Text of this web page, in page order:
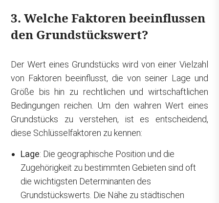
3. Welche Faktoren beeinflussen
den Grundstückswert?
Der Wert eines Grundstücks wird von einer Vielzahl
von Faktoren beeinflusst, die von seiner Lage und
Größe bis hin zu rechtlichen und wirtschaftlichen
Bedingungen reichen. Um den wahren Wert eines
Grundstücks zu verstehen, ist es entscheidend,
diese Schlüsselfaktoren zu kennen:
Lage: Die geographische Position und die
Zugehörigkeit zu bestimmten Gebieten sind oft
die wichtigsten Determinanten des
Grundstückswerts. Die Nähe zu städtischen